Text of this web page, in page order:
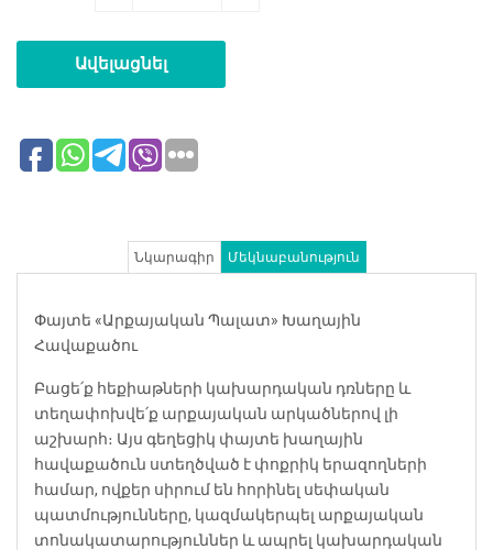
Ավելացնել
Նկարագիր Մեկնաբանություն
Փայտե «Արքայական Պալատ» Խաղային
Հավաքածու
Բացե՛ք հեքիաթների կախարդական դռները և
տեղափոխվե՛ք արքայական արկածներով լի
աշխարհ։ Այս գեղեցիկ փայտե խաղային
հավաքածուն ստեղծված է փոքրիկ երազողների
համար, ովքեր սիրում են հորինել սեփական
պատմությունները, կազմակերպել արքայական
տոնակատարություններ և ապրել կախարդական